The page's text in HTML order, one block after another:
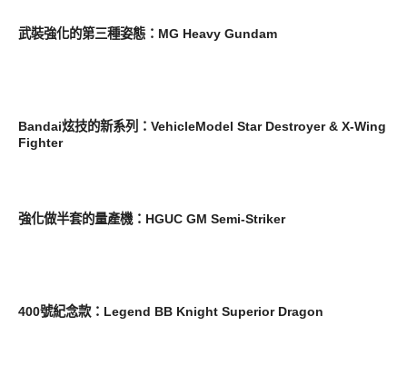
武裝強化的第三種姿態：MG Heavy Gundam
Bandai炫技的新系列：VehicleModel Star Destroyer & X-Wing
Fighter
強化做半套的量產機：HGUC GM Semi-Striker
400號紀念款：Legend BB Knight Superior Dragon